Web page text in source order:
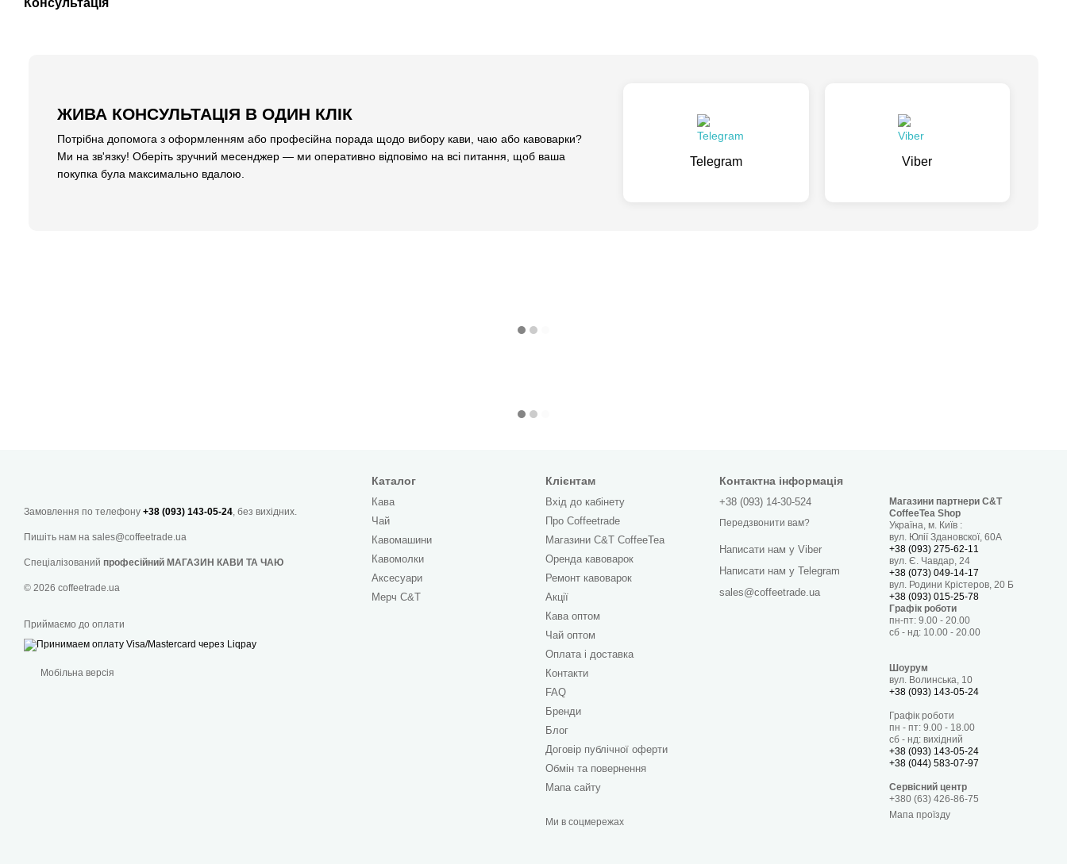
Консультація
ЖИВА КОНСУЛЬТАЦІЯ В ОДИН КЛІК
Потрібна допомога з оформленням або професійна порада щодо вибору кави, чаю або кавоварки?
Ми на зв'язку! Оберіть зручний месенджер — ми оперативно відповімо на всі питання, щоб ваша
покупка була максимально вдалою.
Telegram Viber
Замовлення по телефону +38 (093) 143-05-24, без вихідних.
Пишіть нам на sales@coffeetrade.ua
Спеціалізований професійний МАГАЗИН КАВИ ТА ЧАЮ
© 2026 coffeetrade.ua
Приймаємо до оплати
Мобільна версія
Каталог
Кава
Чай
Кавомашини
Кавомолки
Аксесуари
Мерч C&T
Клієнтам
Вхід до кабінету
Про Сoffeetrade
Магазини C&T CoffeeTea
Оренда кавоварок
Ремонт кавоварок
Акції
Кава оптом
Чай оптом
Оплата і доставка
Контакти
FAQ
Бренди
Блог
Договір публічної оферти
Обмін та повернення
Мапа сайту
Ми в соцмережах
Контактна інформація
+38 (093) 14-30-524
Передзвонити вам?
Написати нам у Viber
Написати нам у Telegram
sales@coffeetrade.ua
Магазини партнери C&T
CoffeeTea Shop
Україна, м. Київ :
вул. Юлії Здановскої, 60А
+38 (093) 275-62-11
вул. Є. Чавдар, 24
+38 (073) 049-14-17
вул. Родини Крістеров, 20 Б
+38 (093) 015-25-78
Графік роботи
пн-пт: 9.00 - 20.00
сб - нд: 10.00 - 20.00
Шоурум
вул. Волинська, 10
+38 (093) 143-05-24
Графік роботи
пн - пт: 9.00 - 18.00
сб - нд: вихідний
+38 (093) 143-05-24
+38 (044) 583-07-97
Сервісний центр
+380 (63) 426-86-75
Мапа проїзду